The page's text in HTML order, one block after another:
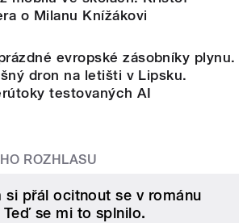
o Milanu Knížákovi
evropské zásobníky plynu.
dron na letišti v Lipsku.
testovaných AI
ROZHLASU
si přál ocitnout se v románu
Teď se mi to splnilo.